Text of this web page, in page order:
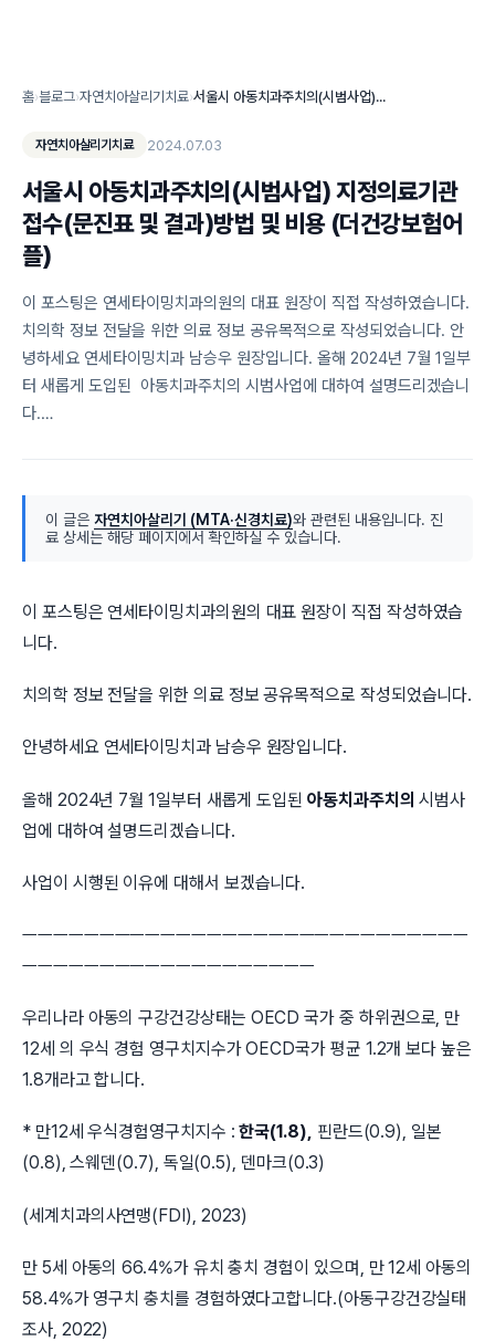
홈›블로그›자연치아살리기치료› 서울시 아동치과주치의(시범사업) 지정의료기관 접수(문진표 및 결과)방법 및 비용 (더건강보험어플)
자연치아살리기치료 2024.07.03
서울시 아동치과주치의(시범사업) 지정의료기관
접수(문진표 및 결과)방법 및 비용 (더건강보험어
플)
이 포스팅은 연세타이밍치과의원의 대표 원장이 직접 작성하였습니다.
치의학 정보 전달을 위한 의료 정보 공유목적으로 작성되었습니다. 안
녕하세요 연세타이밍치과 남승우 원장입니다. 올해 2024년 7월 1일부
터 새롭게 도입된 ​ 아동치과주치의 시범사업에 대하여 설명드리겠습니
다.…
이 글은 자연치아살리기 (MTA·신경치료)와 관련된 내용입니다. 진
료 상세는 해당 페이지에서 확인하실 수 있습니다.
이 포스팅은 연세타이밍치과의원의 대표 원장이 직접 작성하였습
니다.
치의학 정보 전달을 위한 의료 정보 공유목적으로 작성되었습니다.
안녕하세요 연세타이밍치과 남승우 원장입니다.
올해 2024년 7월 1일부터 새롭게 도입된 ​ 아동치과주치의 시범사
업에 대하여 설명드리겠습니다.
사업이 시행된 이유에 대해서 보겠습니다.
ㅡㅡㅡㅡㅡㅡㅡㅡㅡㅡㅡㅡㅡㅡㅡㅡㅡㅡㅡㅡㅡㅡㅡㅡㅡㅡㅡㅡㅡ
ㅡㅡㅡㅡㅡㅡㅡㅡㅡㅡㅡㅡㅡㅡㅡㅡㅡㅡㅡ
우리나라 아동의 구강건강상태는 OECD 국가 중 하위권으로, 만
12세 의 우식 경험 영구치지수가 OECD국가 평균 1.2개 보다 높은
1.8개라고 합니다.
* 만12세 우식경험영구치지수 :한국(1.8), 핀란드(0.9), 일본
(0.8), 스웨덴(0.7), 독일(0.5), 덴마크(0.3)
(세계치과의사연맹(FDI), 2023)
만 5세 아동의 66.4%가 유치 충치 경험이 있으며, 만 12세 아동의
58.4%가 영구치 충치를 경험하였다고합니다.(아동구강건강실태
조사, 2022)